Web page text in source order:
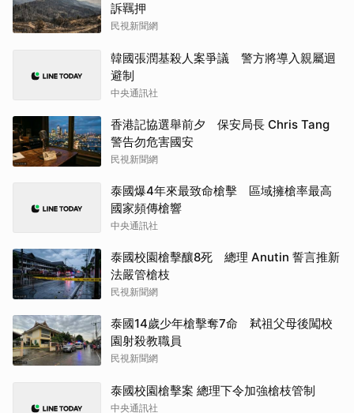
訴羈押
民視新聞網
韓國張潤基殺人案爭議 警方將導入親屬迴
避制
中央通訊社
香港記協選舉前夕 保安局長 Chris Tang
警告勿危害國安
民視新聞網
泰國爆4年來最致命槍擊 區域擁槍率最高
國家頻傳槍響
中央通訊社
泰國校園槍擊釀8死 總理 Anutin 誓言推新
法嚴管槍枝
民視新聞網
泰國14歲少年槍擊奪7命 弒祖父母後闖校
園射殺教職員
民視新聞網
泰國校園槍擊案 總理下令加強槍枝管制
中央通訊社